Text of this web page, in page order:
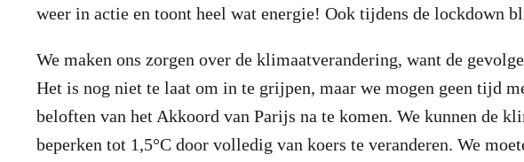
weer in actie en toont heel wat energie! Ook tijdens de lockdown
We maken ons zorgen over de klimaatverandering, want de
Het is nog niet te laat om in te grijpen, maar we mogen geen tijd
beloften van het Akkoord van Parijs na te komen. We kunnen de
beperken tot 1,5°C door volledig van koers te veranderen. We